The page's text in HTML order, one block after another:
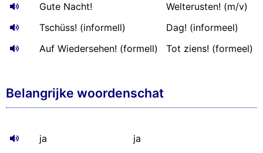
Gute Nacht!
Welterusten! (m/v)
Tschüss! (informell)
Dag! (informeel)
Auf Wiedersehen! (formell)
Tot ziens! (formeel)
Belangrijke woordenschat
ja
ja